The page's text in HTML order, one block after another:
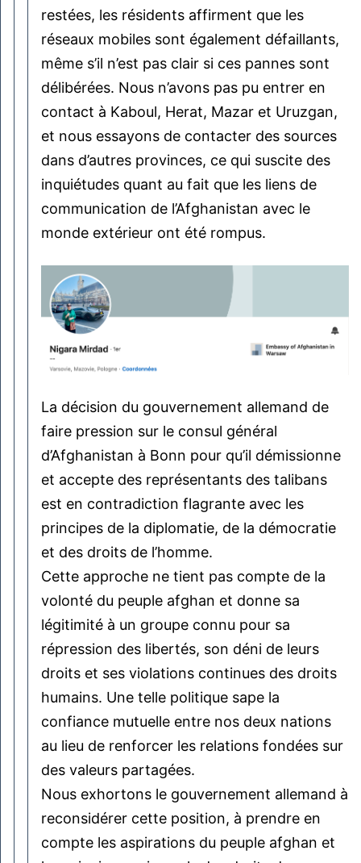
restées, les résidents affirment que les
réseaux mobiles sont également défaillants,
même s’il n’est pas clair si ces pannes sont
délibérées. Nous n’avons pas pu entrer en
contact à Kaboul, Herat, Mazar et Uruzgan,
et nous essayons de contacter des sources
dans d’autres provinces, ce qui suscite des
inquiétudes quant au fait que les liens de
communication de l’Afghanistan avec le
monde extérieur ont été rompus.
La décision du gouvernement allemand de
faire pression sur le consul général
d’Afghanistan à Bonn pour qu’il démissionne
et accepte des représentants des talibans
est en contradiction flagrante avec les
principes de la diplomatie, de la démocratie
et des droits de l’homme.
Cette approche ne tient pas compte de la
volonté du peuple afghan et donne sa
légitimité à un groupe connu pour sa
répression des libertés, son déni de leurs
droits et ses violations continues des droits
humains. Une telle politique sape la
confiance mutuelle entre nos deux nations
au lieu de renforcer les relations fondées sur
des valeurs partagées.
Nous exhortons le gouvernement allemand à
reconsidérer cette position, à prendre en
compte les aspirations du peuple afghan et